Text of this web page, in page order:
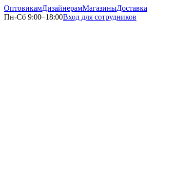
ОптовикамДизайнерамМагазиныДоставка
Пн-Сб 9:00–18:00Вход для сотрудников